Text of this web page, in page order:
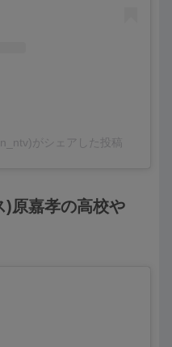
がシェアした投稿
原嘉孝の高校や